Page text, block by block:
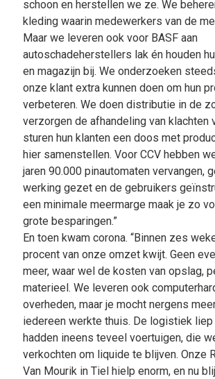
schoon en herstellen we ze. We
kleding waarin medewerkers van de
Maar we leveren ook voor BASF aan
autoschadeherstellers lak én houden
en magazijn bij. We onderzoeken
onze klant extra kunnen doen om hun
verbeteren. We doen distributie in de
verzorgen de afhandeling van klachten
sturen hun klanten een doos met
hier samenstellen. Voor CCV hebben
jaren 90.000 pinautomaten vervangen,
werking gezet en de gebruikers
een minimale meermarge maak je zo
grote besparingen.”
En toen kwam corona. “Binnen zes
procent van onze omzet kwijt. Geen
meer, waar wel de kosten van opslag,
materieel. We leveren ook
overheden, maar je mocht nergens
iedereen werkte thuis. De logistiek liep
hadden ineens teveel voertuigen, die
verkochten om liquide te blijven. Onze
Van Mourik in Tiel hielp enorm, en nu